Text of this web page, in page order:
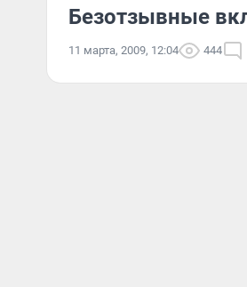
Безотзывные
11 марта, 2009, 12:04 444